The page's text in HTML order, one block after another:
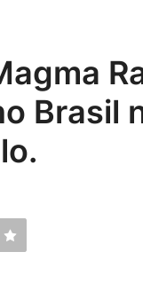
Brasil